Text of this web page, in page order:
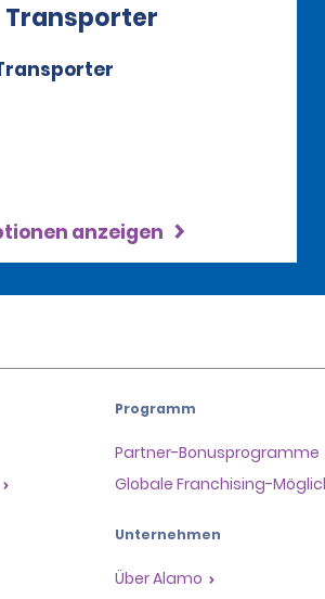
Transporter
anzeigen
Programm
Partner-Bonusprogramme
Globale Franchising-
Unternehmen
Über Alamo